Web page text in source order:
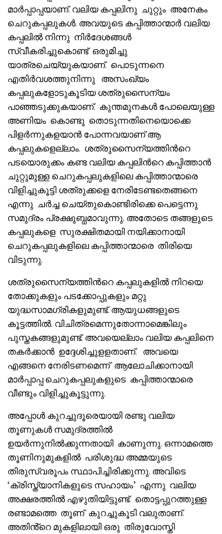
മാർപ്പാപ്പയാണ്. വലിയ കപ്പലിനു ചുറ്റും അനേകം
ചെറുകപ്പലുകൾ. അവയുടെ കപ്പിത്താന്മാർ വലിയ
കപ്പലിൽ നിന്നു നിർദേശങ്ങൾ
സ്വീകരിച്ചുകൊണ്ട് ഒരുമിച്ചു
യാത്രചെയ്യുകയാണ്. പൊടുന്നനെ
എതിർവശത്തുനിന്നു അസംഖ്യം
കപ്പലുകളോടുകൂടിയ ശത്രുസൈന്യം
പാഞ്ഞടുക്കുകയാണ്. കുന്തമുനകൾ പോലെയുള്ള
അണിയം കൊണ്ടു തൊടുന്നതിനെയൊക്കെ
പിളർന്നുകളയാൻ പോന്നവയാണ് ആ
കപ്പലുകളെല്ലാം. ശത്രുസൈന്യത്തിൻറെ
പടയൊരുക്കം കണ്ട വലിയ കപ്പലിൻറെ കപ്പിത്താൻ
ചുറ്റുമുള്ള ചെറുകപ്പലുകളിലെ കപ്പിത്താന്മാരെ
വിളിച്ചുകൂട്ടി ശത്രുക്കളെ നേരിടേണ്ടതെങ്ങനെ
എന്നു ചർച്ച ചെയ്തുകൊണ്ടിരിക്കെ പെട്ടെന്നു
സമുദ്രം പ്രക്ഷുബ്ധമാവുന്നു. അതോടെ തങ്ങളുടെ
കപ്പലുകളെ സുരക്ഷിതമായി നയിക്കാനായി
ചെറുകപ്പലുകളിലെ കപ്പിത്താന്മാരെ തിരിയെ
വിടുന്നു.
ശത്രുസൈന്യത്തിൻറെ കപ്പലുകളിൽ നിറയെ
തോക്കുകളും പടക്കോപ്പുകളും മറ്റു
യുദ്ധസാമഗ്രികളുമുണ്ട്. ആയുധങ്ങളുടെ
കൂട്ടത്തിൽ. വിചിത്രമെന്നുതോന്നാമെങ്കിലും
പുസ്തകങ്ങളുമുണ്ട്. അവയെല്ലാം വലിയ കപ്പലിനെ
തകർക്കാൻ ഉദ്ദേശിച്ചുളളതാണ്. അവയെ
എങ്ങനെ നേരിടണമെന്ന് ആലോചിക്കാനായി
മാർപ്പാപ്പ ചെറുകപ്പലുകളുടെ കപ്പിത്താന്മാരെ
വീണ്ടും വിളിച്ചുകൂട്ടുന്നു.
അപ്പോൾ കുറച്ചുദൂരെയായി രണ്ടു വലിയ
തൂണുകൾ സമുദ്രത്തിൽ
ഉയർന്നുനിൽക്കുന്നതായി കാണുന്നു. ഒന്നാമത്തെ
തൂണിനുമുകളിൽ പരിശുദ്ധ അമ്മയുടെ
തിരുസ്വരൂപം സ്ഥാപിച്ചിരിക്കുന്നു. അവിടെ
‘ക്രിസ്ത്യാനികളുടെ സഹായം’ എന്നു വലിയ
അക്ഷരത്തിൽ എഴുതിയിട്ടുണ്ട്. തൊട്ടപ്പുറത്തുള്ള
രണ്ടാമത്തെ തൂണ് കുറച്ചുകൂടി വലുതാണ്.
അതിൻ്റെ മുകളിലായി ഒരു തിരുവോസ്തി